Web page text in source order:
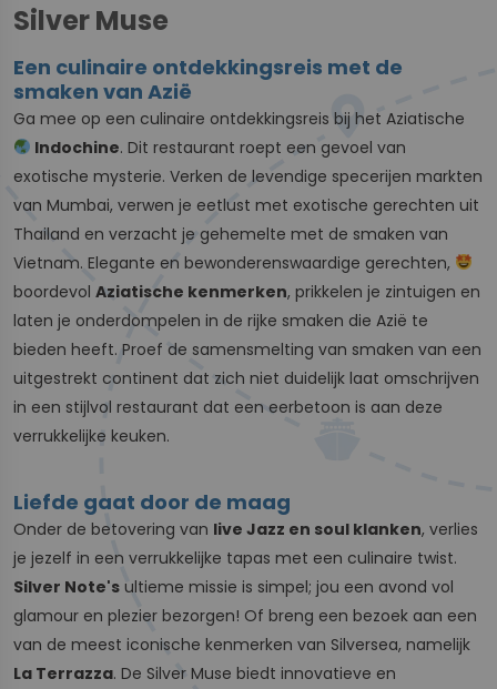
Silver Muse
Een culinaire ontdekkingsreis met de
smaken van Azië
Ga mee op een culinaire ontdekkingsreis bij het Aziatische
Indochine. Dit restaurant roept een gevoel van
exotische mysterie. Verken de levendige specerijen markten
van Mumbai, verwen je eetlust met exotische gerechten uit
Thailand en verzacht je gehemelte met de smaken van
Vietnam. Elegante en bewonderenswaardige gerechten,
boordevol Aziatische kenmerken, prikkelen je zintuigen en
laten je onderdompelen in de rijke smaken die Azië te
bieden heeft. Proef de samensmelting van smaken van een
uitgestrekt continent dat zich niet duidelijk laat omschrijven
in een stijlvol restaurant dat een eerbetoon is aan deze
verrukkelijke keuken.
Liefde gaat door de maag
Onder de betovering van live Jazz en soul klanken, verlies
je jezelf in een verrukkelijke tapas met een culinaire twist.
Silver Note's ultieme missie is simpel; jou een avond vol
glamour en plezier bezorgen! Of breng een bezoek aan een
van de meest iconische kenmerken van Silversea, namelijk
La Terrazza. De Silver Muse biedt innovatieve en